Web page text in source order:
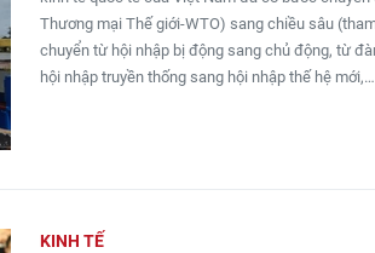
Thương mại Thế giới-WTO) sang chiều sâu
chuyển từ hội nhập bị động sang chủ động, từ
hội nhập truyền thống sang hội nhập thế hệ mới,…
KINH TẾ